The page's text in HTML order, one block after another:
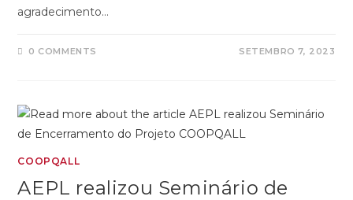
agradecimento…
0 COMMENTS SETEMBRO 7, 2023
COOPQALL
AEPL realizou Seminário de